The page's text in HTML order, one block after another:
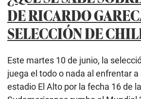
DE RICARDO
SELECCIÓN DE
Este martes 10 de junio, la
juega el todo o nada al enfrentar a
estadio El Alto por la fecha 16 de